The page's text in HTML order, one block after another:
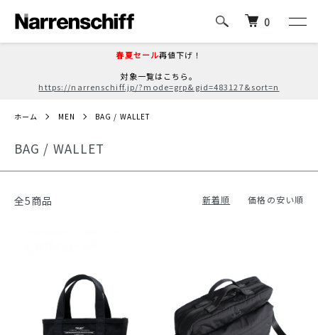
春夏セール再値下げ！
対象一覧はこちら。
https://narrenschiff.jp/?mode=grp&gid=483127&sort=n
0
ホーム MEN BAG / WALLET
BAG / WALLET
全5商品 新着順 価格の安い順